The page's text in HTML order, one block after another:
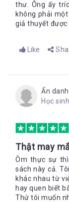
thư. Ông ấy
không phải
giả thuyết được
Like
Ẩn danh
Học sinh
Thật may
Òm thực sự
sách này cả.
khác nhau từ
hay quen biết
Thứ tôi muốn